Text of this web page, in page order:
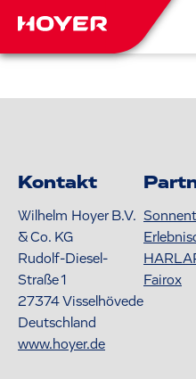
Kontakt
Wilhelm Hoyer B.V.
& Co. KG
Rudolf-Diesel-
Straße 1
27374Visselhövede
Deutschland
www.hoyer.de
Fairox